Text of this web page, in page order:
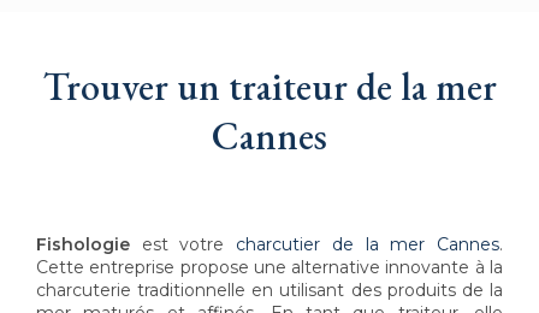
Trouver un traiteur de la mer
Cannes
Fishologie est votre charcutier de la mer Cannes.
Cette entreprise propose une alternative innovante à la
charcuterie traditionnelle en utilisant des produits de la